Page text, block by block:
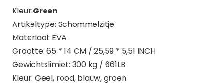
Kleur:Green
Artikeltype: Schommelzitje
Materiaal: EVA
Grootte: 65 * 14 CM / 25,59 * 5,51 INCH
Gewichtslimiet: 300 kg / 661LB
Kleur: Geel, rood, blauw, groen